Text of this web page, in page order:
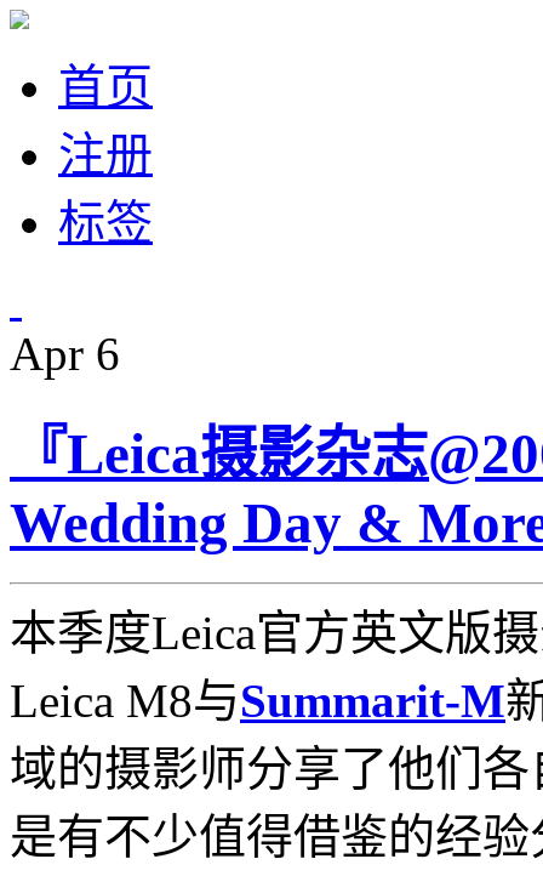
首页
注册
标签
Apr 6
『Leica摄影杂志
Wedding Day &
本季度Leica官方英文版
Leica M8与Summarit-M
域的摄影师分享了他们
是有不少值得借鉴的经